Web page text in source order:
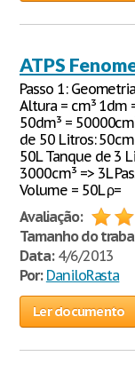
ATPS
Passo 1:
Altura = cm³ 1dm
50dm³ =
de 50 Litros:
50L Tanque de 3
3000cm³ => 3L
Volume = 50L ρ=
Avaliação:
Tamanho do
Data:4/6/2013
Por: DaniloRasta
Ler documento